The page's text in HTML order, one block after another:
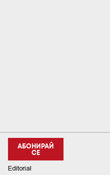
АБОНИРАЙ
СЕ
Editorial